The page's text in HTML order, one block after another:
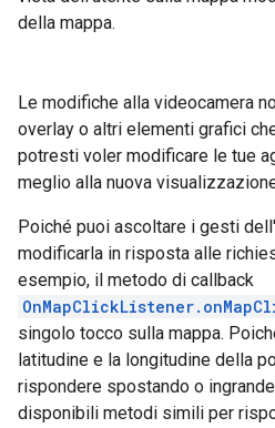
della mappa.
Le modifiche alla videocamera
overlay o altri elementi grafici
potresti voler modificare le tue
meglio alla nuova
Poiché puoi ascoltare i gesti
modificarla in risposta alle
esempio, il metodo di callback
singolo tocco sulla mappa.
latitudine e la longitudine della
rispondere spostando o
disponibili metodi simili per